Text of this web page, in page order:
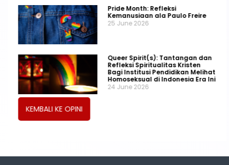
Pride Month: Refleksi
Kemanusiaan ala Paulo Freire
25 June 2026
Queer Spirit(s): Tantangan dan
Refleksi Spiritualitas Kristen
Bagi Institusi Pendidikan Melihat
Homoseksual di Indonesia Era Ini
24 June 2026
KEMBALI KE OPINI